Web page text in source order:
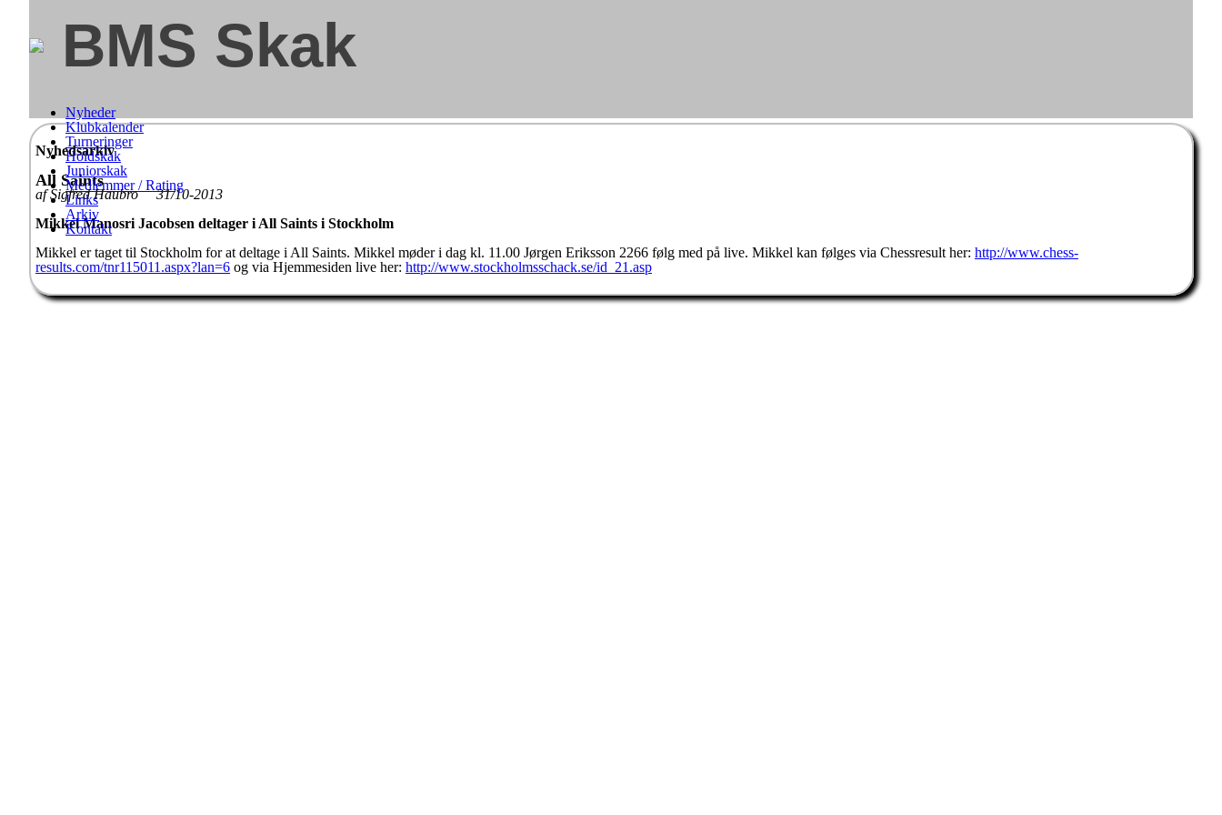
BMS Skak
Nyheder
Klubkalender
Turneringer
Holdskak
Juniorskak
Medlemmer / Rating
Links
Arkiv
Kontakt
Nyhedsarkiv
All Saints
af Sigfred Haubro 31/10-2013
Mikkel Manosri Jacobsen deltager i All Saints i Stockholm
Mikkel er taget til Stockholm for at deltage i All Saints. Mikkel møder i dag kl. 11.00 Jørgen Eriksson 2266 følg med på live. Mikkel kan følges via Chessresult her: http://www.chess-
results.com/tnr115011.aspx?lan=6 og via Hjemmesiden live her: http://www.stockholmsschack.se/id_21.asp